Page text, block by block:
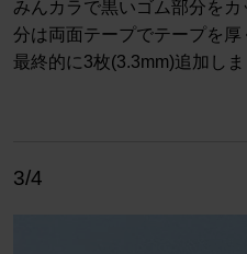
みんカラで黒いゴム部分を
分は両面テープでテープを厚
最終的に3枚(3.3mm)追加しま
3/4